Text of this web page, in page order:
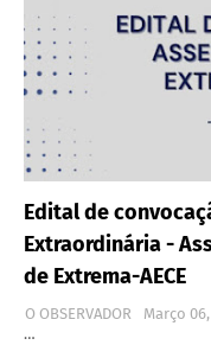
Edital de
Extraordinária -
de Extrema-AECE
O OBSERVADOR
Março
…